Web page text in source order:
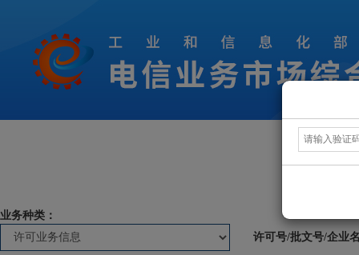
业务种类：
许可号/批文号/企业